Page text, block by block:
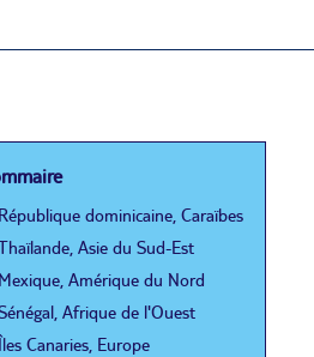
dominicaine, Caraïbes
Asie du Sud-Est
Amérique du Nord
Afrique de l'Ouest
Canaries, Europe